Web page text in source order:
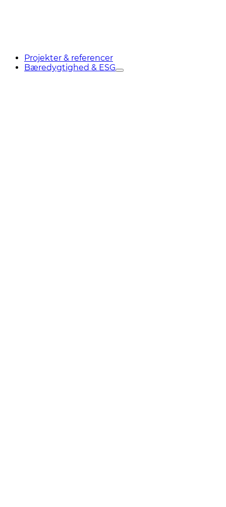
Projekter & referencer
Bæredygtighed & ESG